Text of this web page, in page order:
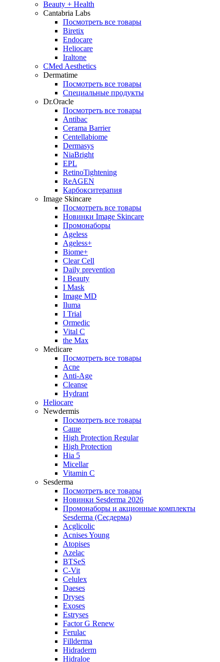
Beauty + Health
Cantabria Labs
Посмотреть все товары
Biretix
Endocare
Heliocare
Iraltone
CMed Aesthetics
Dermatime
Посмотреть все товары
Специальные продукты
Dr.Oracle
Посмотреть все товары
Antibac
Cerama Barrier
Centellabiome
Dermasys
NiaBright
EPL
RetinoTightening
ReAGEN
Карбокситерапия
Image Skincare
Посмотреть все товары
Новинки Image Skincare
Промонаборы
Ageless
Ageless+
Biome+
Clear Cell
Daily prevention
I Beauty
I Mask
Image MD
Iluma
I Trial
Ormedic
Vital C
the Max
Medicare
Посмотреть все товары
Acne
Anti‑Age
Cleanse
Hydrant
Heliocare
Newdermis
Посмотреть все товары
Саше
High Protection Regular
High Protection
Hia 5
Micellar
Vitamin C
Sesderma
Посмотреть все товары
Новинки Sesderma 2026
Промонаборы и акционные комплекты
Sesderma (Сесдерма)
Acglicolic
Acnises Young
Atopises
Azelac
BTSeS
C‑Vit
Celulex
Daeses
Dryses
Exoses
Estryses
Factor G Renew
Ferulac
Fillderma
Hidraderm
Hidraloe